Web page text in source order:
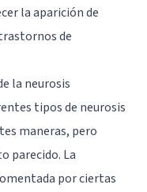
la aparición de
de
la neurosis
tipos de neurosis
maneras, pero
parecido. La
por ciertas